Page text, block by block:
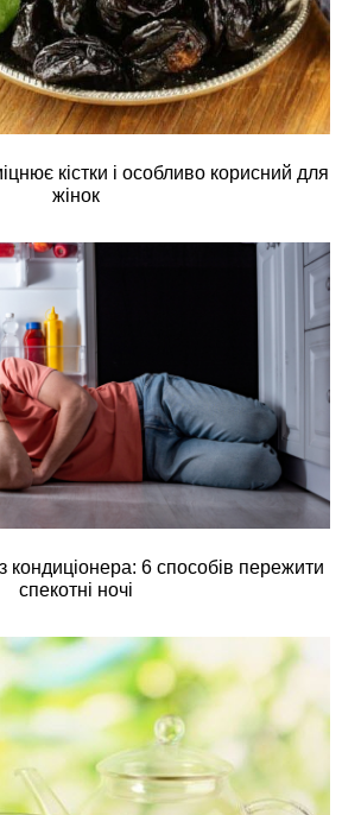
кістки і особливо корисний для
жінок
кондиціонера: 6 способів пережити
спекотні ночі